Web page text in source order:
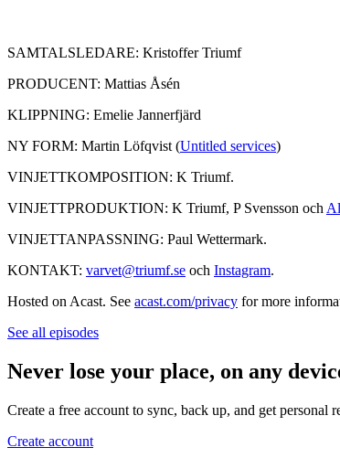
SAMTALSLEDARE: Kristoffer Triumf
PRODUCENT: Mattias Åsén
KLIPPNING: Emelie Jannerfjärd
NY FORM: Martin Löfqvist (Untitled services)
VINJETTKOMPOSITION: K Triumf.
VINJETTPRODUKTION: K Triumf, P Svensson och
VINJETTANPASSNING: Paul Wettermark.
KONTAKT: varvet@triumf.se och Instagram.
Hosted on Acast. See acast.com/privacy for more
See all episodes
Never lose your place, on any
Create a free account to sync, back up, and get personal
Create account